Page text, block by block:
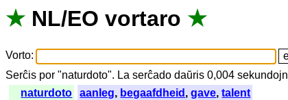
★ NL/EO vortaro ★
Vorto:
Serĉis por "naturdoto". La serĉado daŭris 0,004sekundojn
naturdoto
aanleg, begaafdheid ,gave,talent